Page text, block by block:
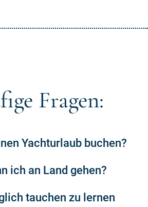
Fragen:
Yachturlaub buchen?
ich an Land gehen?
tauchen zu lernen